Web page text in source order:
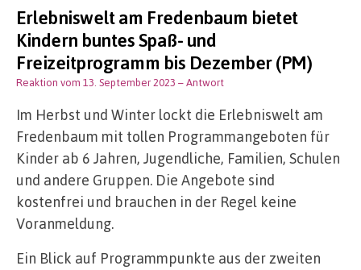
Erlebniswelt am Fredenbaum bietet
Kindern buntes Spaß- und
Freizeitprogramm bis Dezember (PM)
Reaktion vom 13. September 2023 – Antwort
Im Herbst und Winter lockt die Erlebniswelt am
Fredenbaum mit tollen Programmangeboten für
Kinder ab 6 Jahren, Jugendliche, Familien, Schulen
und andere Gruppen. Die Angebote sind
kostenfrei und brauchen in der Regel keine
Voranmeldung.
Ein Blick auf Programmpunkte aus der zweiten